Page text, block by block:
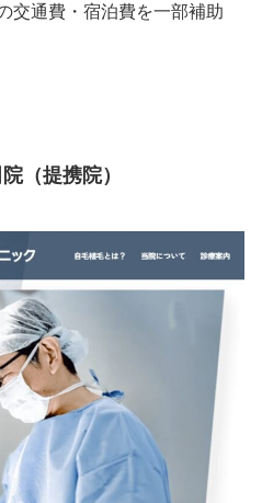
交通費・宿泊費を一部補助
（提携院）